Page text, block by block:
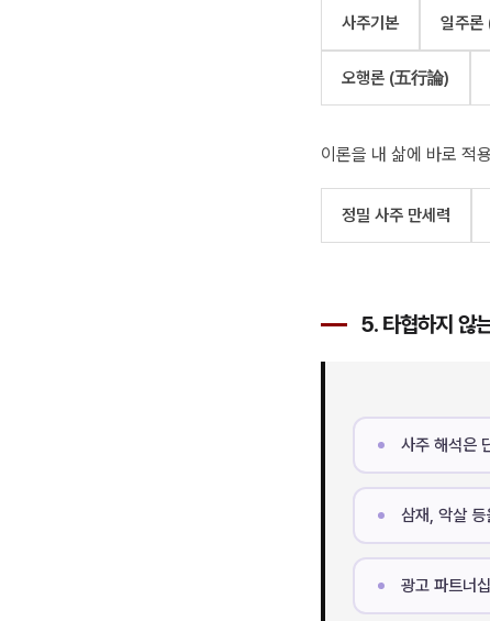
사주기본 일주
오행론 (五行論)
이론을 내 삶에 바로 적
정밀 사주 만세력
5. 타협하지 않
사주 해석은
삼재, 악살
광고 파트너